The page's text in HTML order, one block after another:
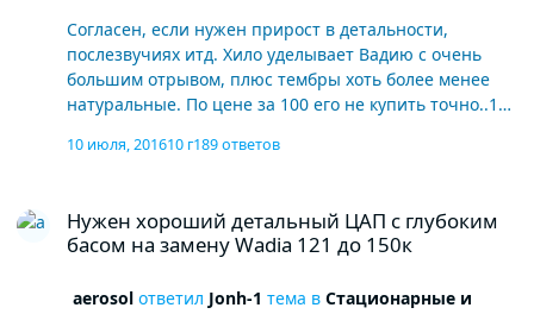
Согласен, если нужен прирост в детальности,
послезвучиях итд. Хило уделывает Вадию с очень
большим отрывом, плюс тембры хоть более менее
натуральные. По цене за 100 его не купить точно..150
остановился на Audio Note на замену 121. Вы
В чем она проявляется? Да, я напрямую
сравнивал..Вадия со штатным бп очень слабый цап,
подбирал кабели, потом плюнул на все и продал..
10 июля, 201610 г189 ответов
Нужен хороший детальный ЦАП с глубоким
басом на замену Wadia 121 до 150к
aerosolответил Jonh-1 тема в Стационарные и